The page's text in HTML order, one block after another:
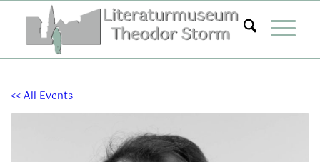
springen
<< All Events